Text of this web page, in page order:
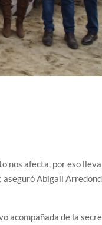
nos afecta, por eso
Abigail
acompañada de la